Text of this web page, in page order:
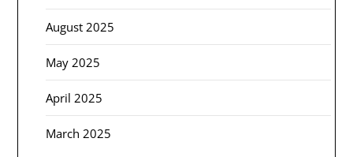
August 2025
May 2025
April 2025
March 2025